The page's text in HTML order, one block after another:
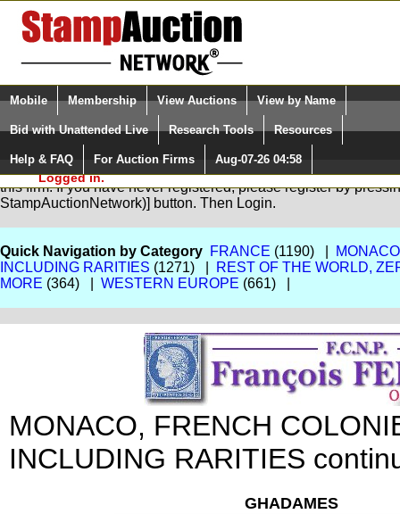
Login (enter your user name)
Please Login. You are NOT
Logged in.
Select Language
Quick Search:
Mobile Membership View Auctions View by Name
Bid with Unattended Live Research Tools Resources
Help & FAQ For Auction Firms Aug-07-26 04:58
You are not logged in. Please Login so that we can determine
this firm. If you have never registered, please register by
StampAuctionNetwork)] button. Then Login.
Quick Navigation by Category FRANCE (1190) |
INCLUDING RARITIES (1271) |
REST OF THE WORLD,
MORE (364) | WESTERN EUROPE (661) |
MONACO, FRENCH
INCLUDING RARITIES
GHADAMES